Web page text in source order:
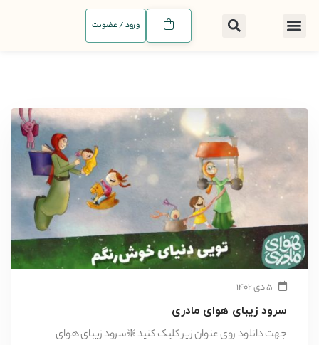
ورود / عضویت
۵ دی ۱۴۰۲
سرود زیبای هوای مادری
جهت دانلود روی عنوان زیر کلیک کنید ❇️سرود زیبای هوای